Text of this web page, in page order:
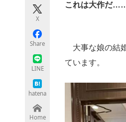
X
Share
LINE
hatena
Home
これは大作だ
大事な娘の結
ています。